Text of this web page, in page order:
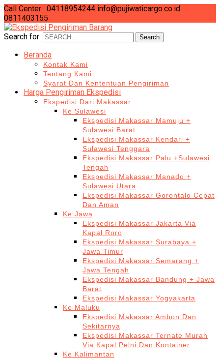
Call Center : 04118954244 info@pujiwaticargo.co.id
0811403155
Search for:
Search
Beranda
Kontak Kami
Tentang Kami
Syarat Dan Kententuan Pengiriman
Harga Pengiriman Ekspedisi
Ekspedisi Dari Makassar
Ke Sulawesi
Ekspedisi Makassar Mamuju +
Sulawesi Barat
Ekspedisi Makassar Kendari +
Sulawesi Tenggara
Ekspedisi Makassar Palu +Sulawesi
Tengah
Ekspedisi Makassar Manado +
Sulawesi Utara
Ekspedisi Makassar Gorontalo Cepat
Dan Aman
Ke Jawa
Ekspedisi Makassar Jakarta Via
Kapal Roro
Ekspedisi Makassar Surabaya +
Jawa Timur
Ekspedisi Makassar Semarang +
Jawa Tengah
Ekspedisi Makassar Bandung + Jawa
Barat
Ekspedisi Makassar Yogyakarta
Ke Maluku
Ekspedisi Makassar Ambon Dan
Sekitarnya
Ekspedisi Makassar Ternate Murah
Via Kapal Pelni Dan Kontainer
Ke Kalimantan